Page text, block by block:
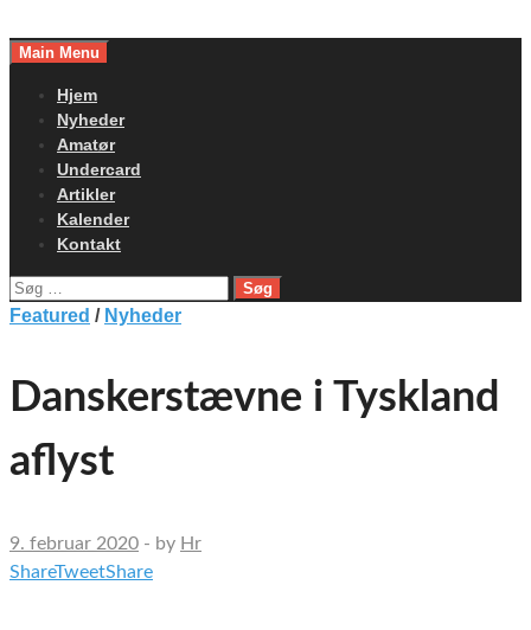
toMain Menu
Hjem
Nyheder
Amatør
Undercard
Artikler
Kalender
Kontakt
Søg
efter:
Featured / Nyheder
Danskerstævne i Tyskland
aflyst
9. februar 2020 - by Hr
ShareTweetShare